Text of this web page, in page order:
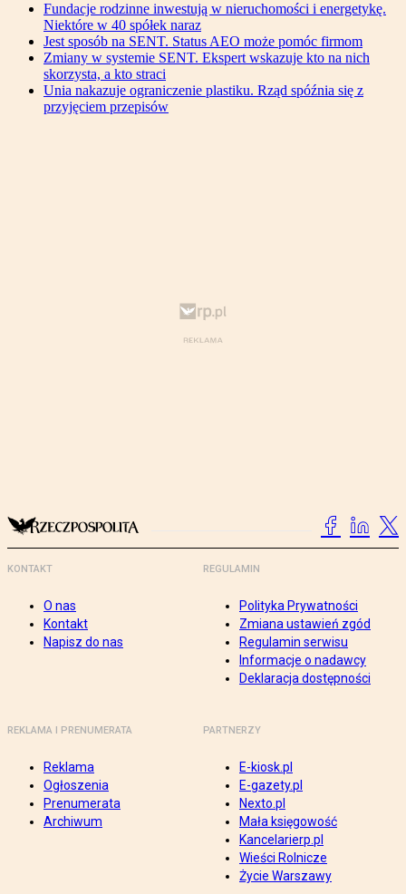
Fundacje rodzinne inwestują w nieruchomości i energetykę.
Niektóre w 40 spółek naraz
Jest sposób na SENT. Status AEO może pomóc firmom
Zmiany w systemie SENT. Ekspert wskazuje kto na nich
skorzysta, a kto straci
Unia nakazuje ograniczenie plastiku. Rząd spóźnia się z
przyjęciem przepisów
KONTAKT
O nas
Kontakt
Napisz do nas
REGULAMIN
Polityka Prywatności
Zmiana ustawień zgód
Regulamin serwisu
Informacje o nadawcy
Deklaracja dostępności
REKLAMA I PRENUMERATA
Reklama
Ogłoszenia
Prenumerata
Archiwum
PARTNERZY
E-kiosk.pl
E-gazety.pl
Nexto.pl
Mała księgowość
Kancelarierp.pl
Wieści Rolnicze
Życie Warszawy